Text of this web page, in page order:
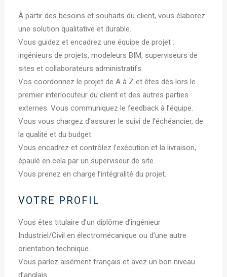
À partir des besoins et souhaits du client, vous élaborez
une solution qualitative et durable.
Vous guidez et encadrez une équipe de projet :
ingénieurs de projets, modeleurs BIM, superviseurs de
sites et collaborateurs administratifs.
Vos coordonnez le projet de A à Z et êtes dès lors le
premier interlocuteur du client et des autres parties
externes. Vous communiquez le feedback à l’équipe.
Vous vous chargez d’assurer le suivi de l’échéancier, de
la qualité et du budget.
Vous encadrez et contrôlez l’exécution et la livraison,
épaulé en cela par un superviseur de site.
Vous prenez en charge l’intégralité du projet.
VOTRE PROFIL
Vous êtes titulaire d’un diplôme d’ingénieur
Industriel/Civil en électromécanique ou d’une autre
orientation technique.
Vous parlez aisément français et avez un bon niveau
d’anglais